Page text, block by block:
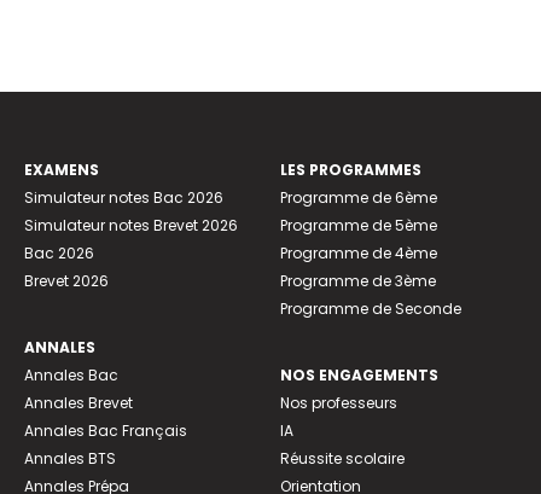
EXAMENS
Simulateur notes Bac 2026
Simulateur notes Brevet 2026
Bac 2026
Brevet 2026
ANNALES
Annales Bac
Annales Brevet
Annales Bac Français
Annales BTS
Annales Prépa
LES PROGRAMMES
Programme de 6ème
Programme de 5ème
Programme de 4ème
Programme de 3ème
Programme de Seconde
NOS ENGAGEMENTS
Nos professeurs
IA
Réussite scolaire
Orientation